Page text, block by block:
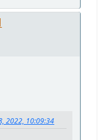
2022, 10:09:34